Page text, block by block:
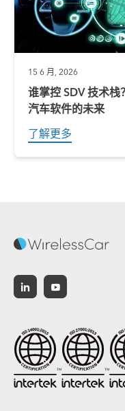
15 6 月, 2026
谁掌控 SDV 技术
汽车软件的未来
了解更多